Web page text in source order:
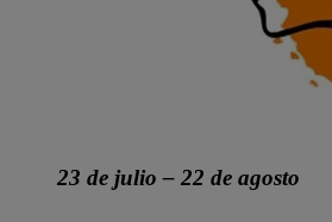
23 de julio – 22 de agosto